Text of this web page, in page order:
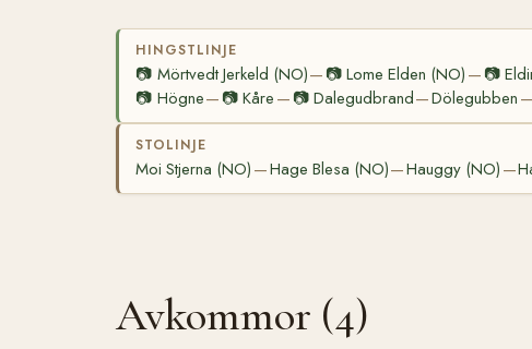
HINGSTLINJE
📷 Mörtvedt Jerkeld (NO)— 📷Lome Elden (NO) — 📷
📷 Högne— 📷Kåre — 📷 Dalegudbrand—Dölegubben —
STOLINJE
Moi Stjerna (NO) —Hage Blesa (NO)—Hauggy (NO) —
Avkommor (4)